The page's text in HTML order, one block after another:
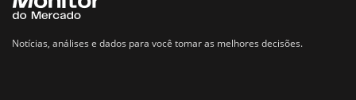
Notícias, análises e dados para você tomar as melhores decisões.